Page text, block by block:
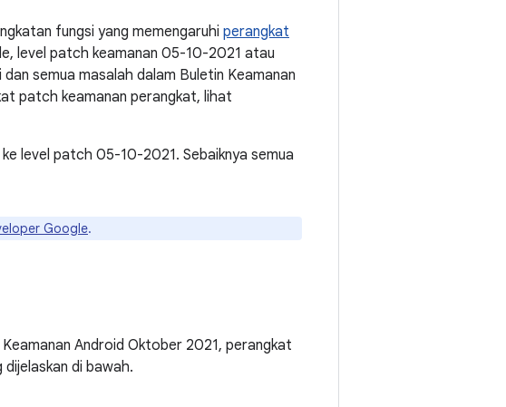
fungsi yang memengaruhi perangkat
level patch keamanan 05-10-2021 atau
semua masalah dalam Buletin Keamanan
patch keamanan perangkat, lihat
level patch 05-10-2021. Sebaiknya semua
Google.
Android Oktober 2021, perangkat
di bawah.